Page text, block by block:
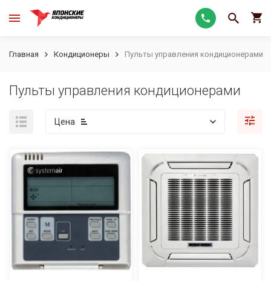
Главная Кондиционеры Пульты управления кондиционерами
Пульты управления кондиционерами
Цена